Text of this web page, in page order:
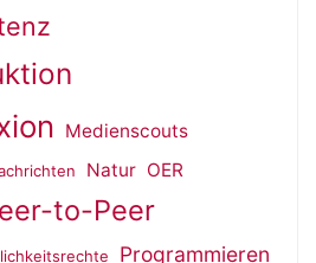
Medienscouts
Natur OER
to-Peer
Programmieren